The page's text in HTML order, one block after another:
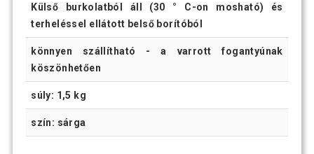
Külső burkolatból áll (30 ° C-on mosható) és
terheléssel ellátott belső borítóból
könnyen szállítható - a varrott fogantyúnak
köszönhetően
súly: 1,5 kg
szín: sárga